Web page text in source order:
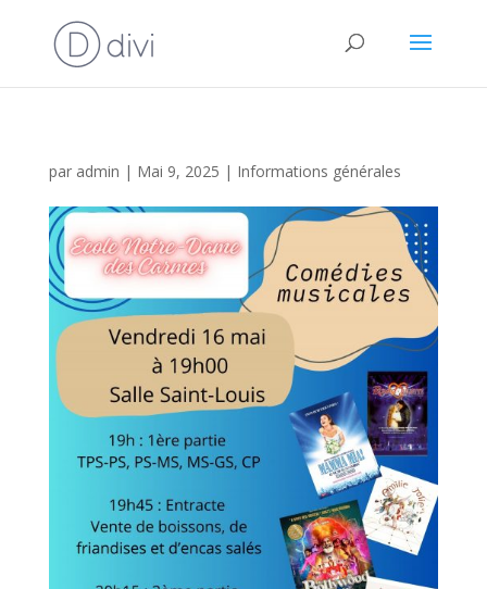
par admin | Mai 9, 2025 | Informations générales